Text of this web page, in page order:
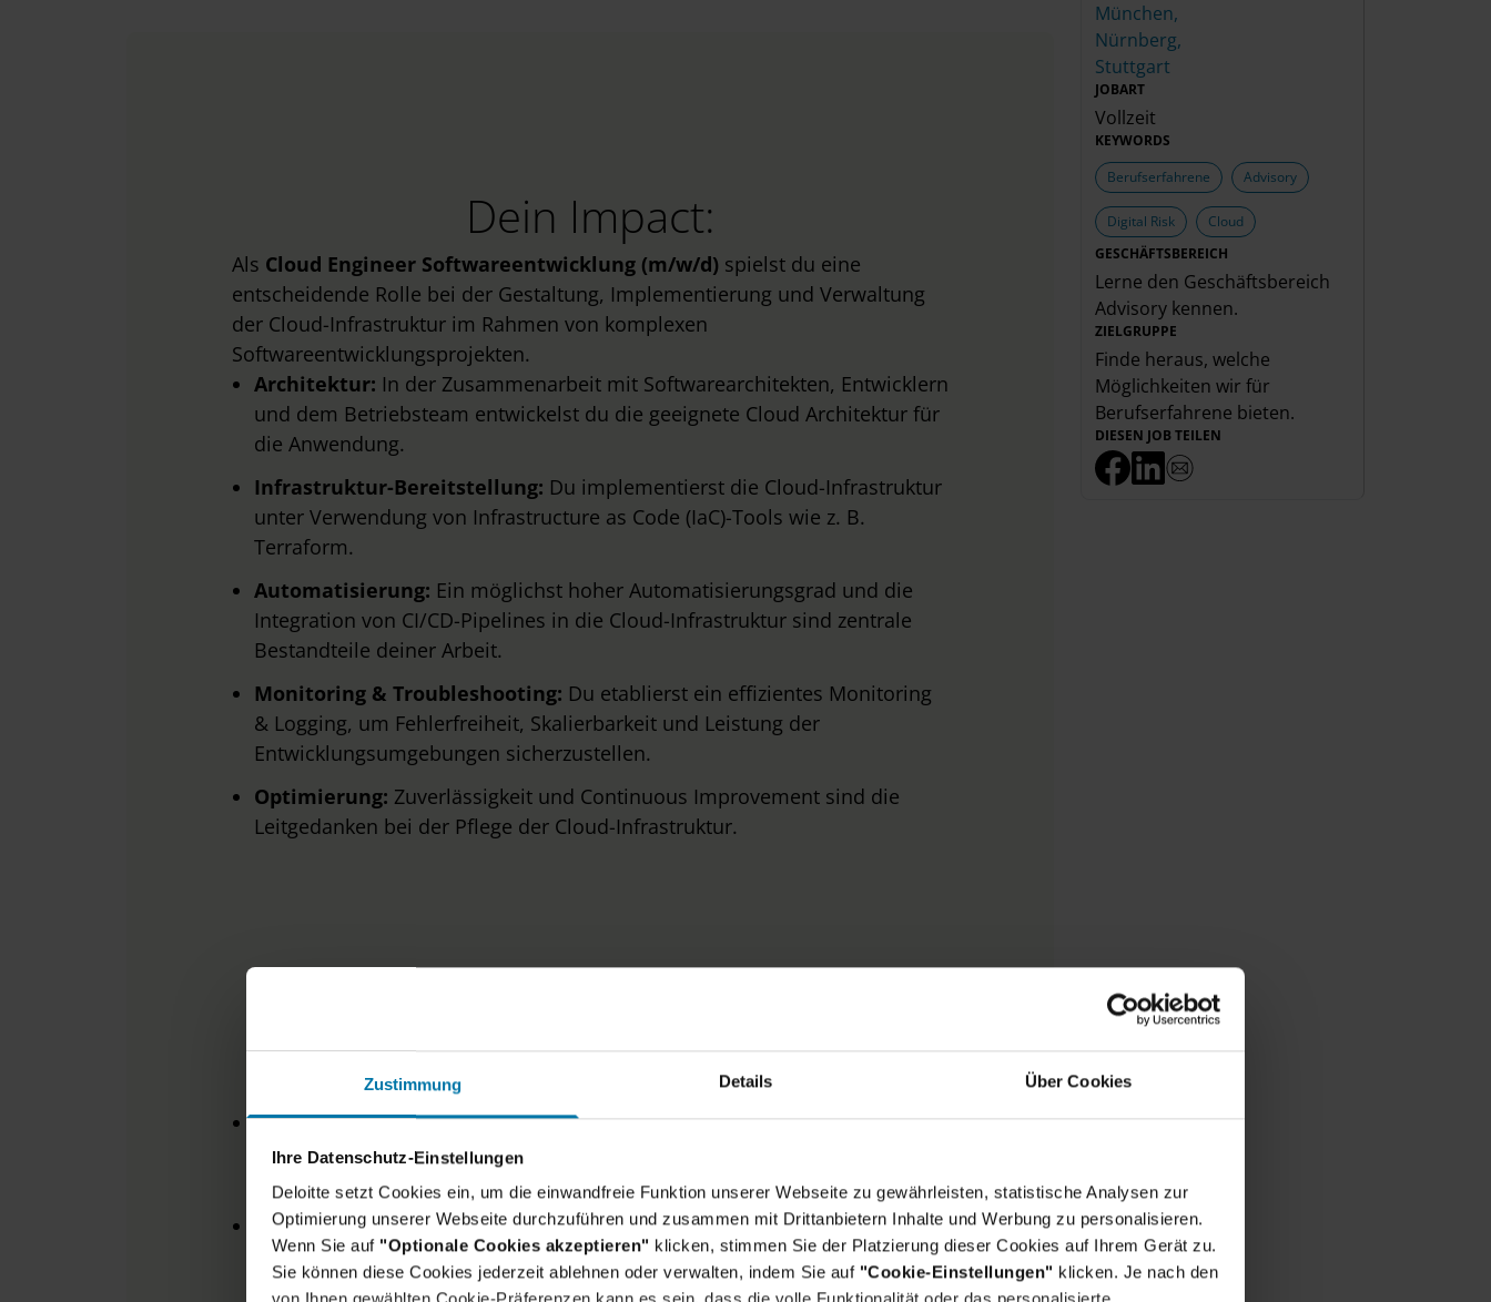
Zustimmung Details Über Cookies
Ihre Datenschutz-Einstellungen
Deloitte setzt Cookies ein, um die einwandfreie Funktion unserer Webseite zu gewährleisten, statistische Analysen zur
Optimierung unserer Webseite durchzuführen und zusammen mit Drittanbietern Inhalte und Werbung zu personalisieren.
Wenn Sie auf "Optionale Cookies akzeptieren" klicken, stimmen Sie der Platzierung dieser Cookies auf Ihrem Gerät zu.
Sie können diese Cookies jederzeit ablehnen oder verwalten, indem Sie auf "Cookie-Einstellungen" klicken. Je nach den
Dein Impact:
Als Cloud Engineer Softwareentwicklung (m/w/d) spielst du eine
entscheidende Rolle bei der Gestaltung, Implementierung und Verwaltung
der Cloud-Infrastruktur im Rahmen von komplexen
Softwareentwicklungsprojekten.
Architektur: In der Zusammenarbeit mit Softwarearchitekten, Entwicklern
und dem Betriebsteam entwickelst du die geeignete Cloud Architektur für
die Anwendung.
Infrastruktur-Bereitstellung: Du implementierst die Cloud-Infrastruktur
unter Verwendung von Infrastructure as Code (IaC)-Tools wie z. B.
Terraform.
Automatisierung: Ein möglichst hoher Automatisierungsgrad und die
Integration von CI/CD-Pipelines in die Cloud-Infrastruktur sind zentrale
Bestandteile deiner Arbeit.
Monitoring & Troubleshooting: Du etablierst ein effizientes Monitoring
& Logging, um Fehlerfreiheit, Skalierbarkeit und Leistung der
Entwicklungsumgebungen sicherzustellen.
Optimierung: Zuverlässigkeit und Continuous Improvement sind die
Leitgedanken bei der Pflege der Cloud-Infrastruktur.
Abschlusseines MINT-Studiengangs oder eine vergleichbare Ausbildung
und mindestens 2 Jahre Berufserfahrung im Umfeld von
Softwareentwicklungsprojekten
Ausgeprägtes technisches Verständnisim Bereich der
Softwareentwicklung im Cloud-Umfeld und Erfahrung in der praktischen
Nutzung von Cloud-Technologien
München,
Nürnberg,
Stuttgart
JOBART
Vollzeit
KEYWORDS
Berufserfahrene
Advisory
Digital Risk
Cloud
GESCHÄFTSBEREICH
Lerne den Geschäftsbereich
Advisory kennen.
ZIELGRUPPE
Finde heraus, welche
Möglichkeiten wir für
Berufserfahrene bieten.
DIESEN JOB TEILEN